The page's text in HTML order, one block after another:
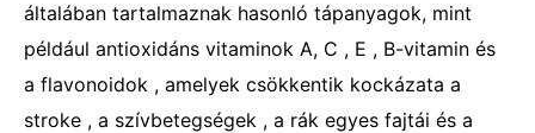
általában tartalmaznak hasonló tápanyagok, mint
például antioxidáns vitaminok A, C , E , B-vitamin és
a flavonoidok , amelyek csökkentik kockázata a
stroke , a szívbetegségek , a rák egyes fajtái és a